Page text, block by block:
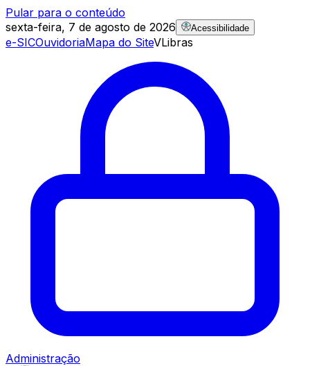
Pular para o conteúdo
sexta-feira, 7 de agosto de 2026
Acessibilidade
e-SICOuvidoriaMapa do SiteVLibras
Administração